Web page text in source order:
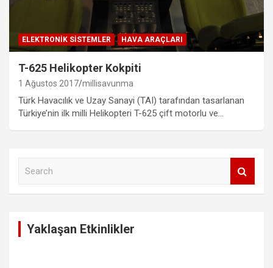
ELEKTRONIK SISTEMLER HAVA ARAÇLARI
T-625 Helikopter Kokpiti
1 Ağustos 2017 millisavunma
Türk Havacılık ve Uzay Sanayi (TAI) tarafından tasarlanan
Türkiye’nin ilk milli Helikopteri T-625 çift motorlu ve…
Yaklaşan Etkinlikler